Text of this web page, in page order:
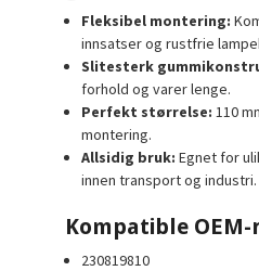
Fleksibel montering:
innsatser og rustfrie
Slitesterk
forhold og varer lenge.
Perfekt størrelse: 110
montering.
Allsidig bruk: Egnet for
innen transport og industri.
Kompatible
230819810